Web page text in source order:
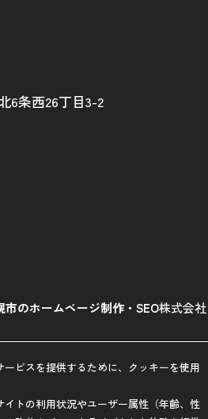
ビスを提供するために、クッキーを使用
イトの利用状況やユーザー属性（年齢、性
6条西26丁目3-2
市のホームページ制作・SEO株式会社